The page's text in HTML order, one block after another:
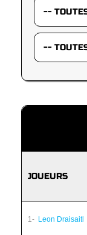
JOUEURS
1- Leon Draisaitl